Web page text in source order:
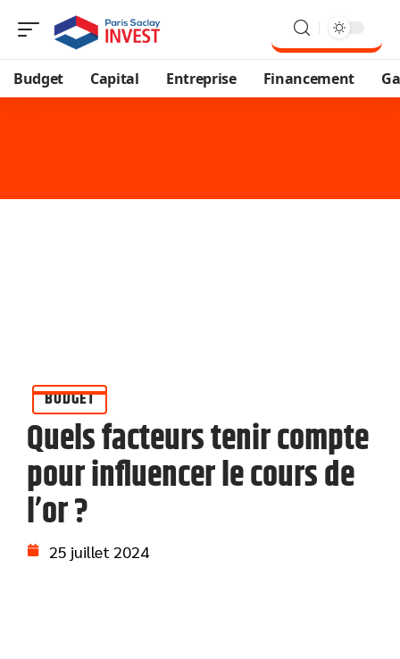
Budget Capital Entreprise Financement
BUDGET
Quels facteurs tenir compte
pour influencer le cours de
l’or ?
25 juillet 2024